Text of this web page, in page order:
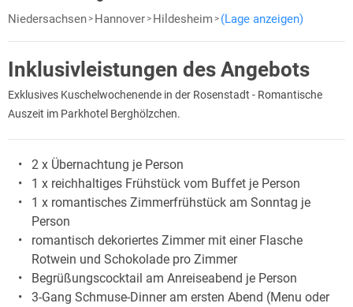
Niedersachsen Hannover Hildesheim (Lage anzeigen)
Inklusivleistungen des Angebots
Exklusives Kuschelwochenende in der Rosenstadt - Romantische
Auszeit im Parkhotel Berghölzchen.
2 x Übernachtung je Person
1 x reichhaltiges Frühstück vom Buffet je Person
1 x romantisches Zimmerfrühstück am Sonntag je
Person
romantisch dekoriertes Zimmer mit einer Flasche
Rotwein und Schokolade pro Zimmer
Begrüßungscocktail am Anreiseabend je Person
3-Gang Schmuse-Dinner am ersten Abend (Menu oder